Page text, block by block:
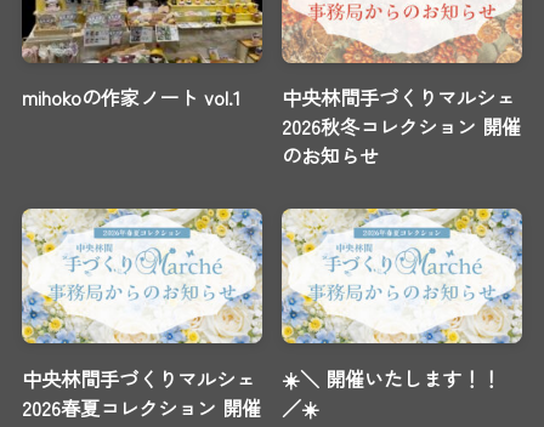
mihokoの作家ノート vol.1
中央林間手づくりマルシェ
2026秋冬コレクション 開催
のお知らせ
中央林間手づくりマルシェ
2026春夏コレクション 開催
☀️＼ 開催いたします！！
／☀️